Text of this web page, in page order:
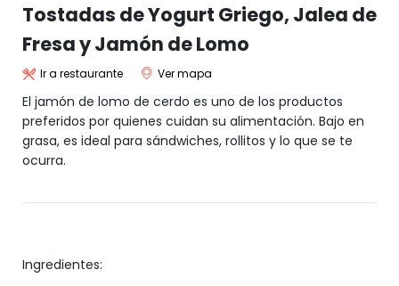
Tostadas de Yogurt Griego, Jalea de
Fresa y Jamón de Lomo
Ir a restaurante Ver mapa
El jamón de lomo de cerdo es uno de los productos
preferidos por quienes cuidan su alimentación. Bajo en
grasa, es ideal para sándwiches, rollitos y lo que se te
ocurra.
Ingredientes: